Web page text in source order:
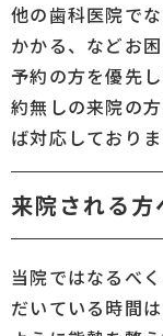
他の歯科医院で
かかる、などお
予約の方を優先
約無しの来院の
ば対応しており
来院される方
当院ではなるべ
だいている時間